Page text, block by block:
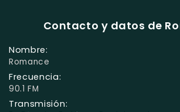
Contacto y datos de
Nombre:
Romance
Frecuencia:
90.1 FM
Transmisión: